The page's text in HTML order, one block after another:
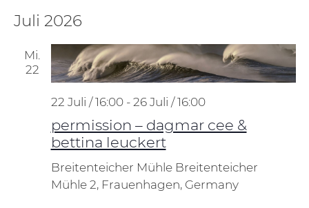
Juli 2026
Mi.
22
permission – dagmar cee &
bettina leuckert
22 Juli / 16:00- 26 Juli / 16:00
Breitenteicher Mühle Breitenteicher
Mühle 2, Frauenhagen, Germany